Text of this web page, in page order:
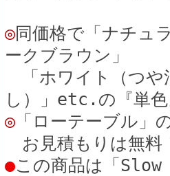
◎同価格で「ナチュ
ークブラウン」
「ホワイト（つや
し）」etc.の『単
◎ 「ローテーブル」
お見積もりは無
●この商品は「